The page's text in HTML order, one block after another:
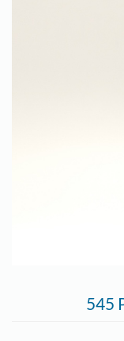
545